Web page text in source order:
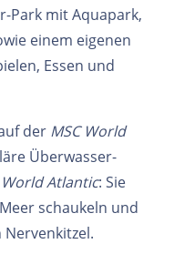
Park mit Aquapark,
einem eigenen
Essen und
der MSC World
Überwasser-
World Atlantic: Sie
schaukeln und